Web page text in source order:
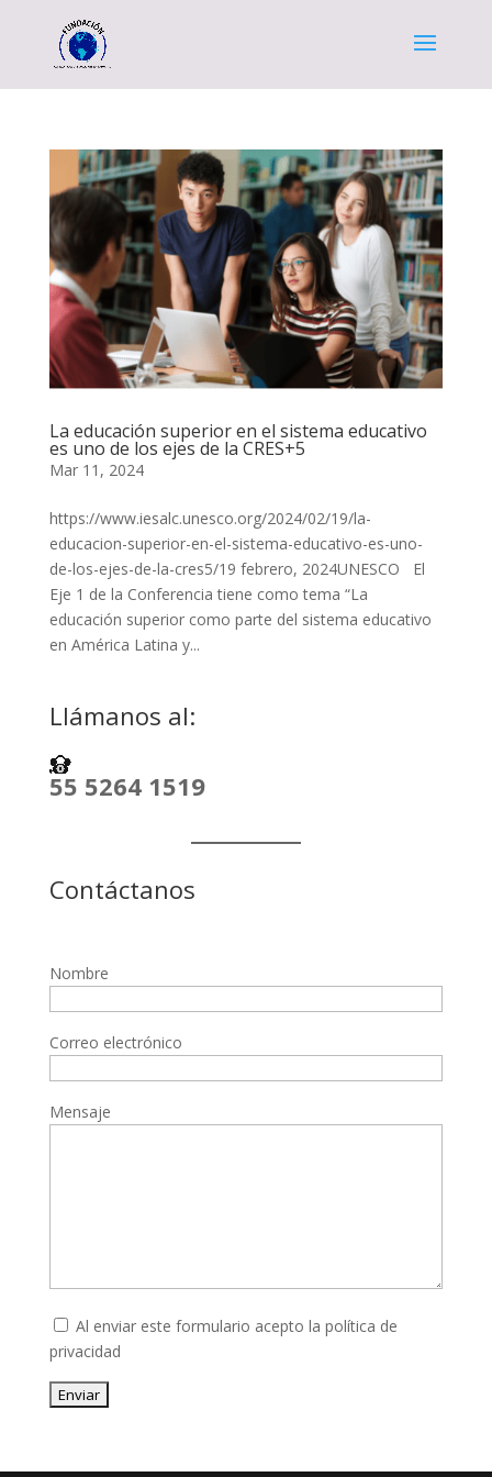
La educación superior en el sistema educativo
es uno de los ejes de la CRES+5
Mar 11, 2024
https://www.iesalc.unesco.org/2024/02/19/la-
educacion-superior-en-el-sistema-educativo-es-uno-
de-los-ejes-de-la-cres5/19 febrero, 2024UNESCO El
Eje 1 de la Conferencia tiene como tema “La
educación superior como parte del sistema educativo
en América Latina y...
Llámanos al:
55 5264 1519
Contáctanos
Nombre
Correo electrónico
Mensaje
Al enviar este formulario acepto la política de
privacidad
Enviar